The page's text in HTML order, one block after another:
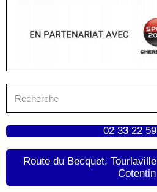
02 33 22
Route du Becquet,
Cotentin